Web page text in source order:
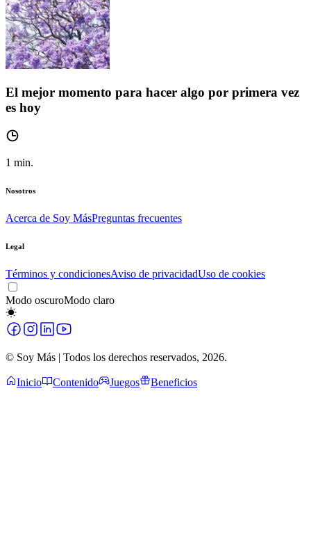
El mejor momento para hacer algo por primera vez
es hoy
1 min.
Nosotros
Acerca de Soy MásPreguntas frecuentes
Legal
Términos y condicionesAviso de privacidadUso de cookies
Modo oscuroModo claro
© Soy Más | Todos los derechos reservados, 2026.
Inicio Contenido Juegos Beneficios